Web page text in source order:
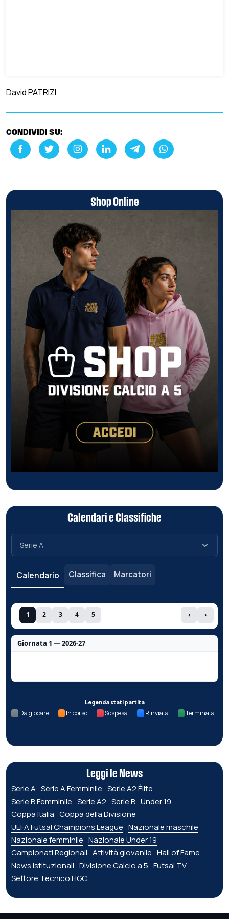
David PATRIZI
CONDIVIDI SU:
Shop Online
Calendari e Classifiche
Calendario Classifica Marcatori
1 2 3 4 5 ‹ ›
Giornata 1 — 2026-27
Legenda stati partita
Da giocare In corso Sospesa Rinviata Terminata
Leggi le News
Serie A Serie A Femminile Serie A2 Élite
Serie B Femminile Serie A2 Serie B Under 19
Coppa Italia Coppa della Divisione
UEFA Futsal Champions League Nazionale maschile
Nazionale femminile Nazionale Under 19
Campionati Regionali Attività giovanile Hall of Fame
News istituzionali Divisione Calcio a 5 Futsal TV
Settore Tecnico FIGC